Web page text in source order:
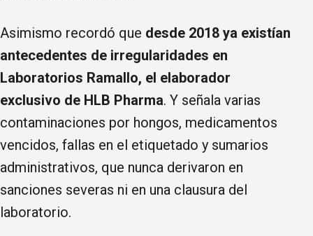
Asimismo recordó que desde 2018 ya existían
antecedentes de irregularidades en
Laboratorios Ramallo, el elaborador
exclusivo de HLB Pharma. Y señala varias
contaminaciones por hongos, medicamentos
vencidos, fallas en el etiquetado y sumarios
administrativos, que nunca derivaron en
sanciones severas ni en una clausura del
laboratorio.